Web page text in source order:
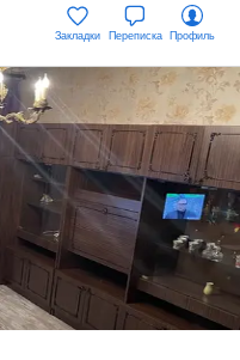
Закладки Переписка Профиль